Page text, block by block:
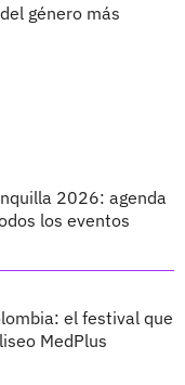
género más
2026: agenda
los eventos
el festival que
MedPlus